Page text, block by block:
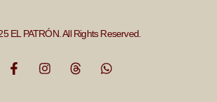
EL PATRÓN. All Rights Reserved.